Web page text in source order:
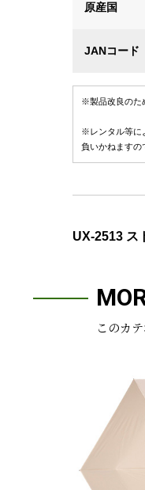
原産国
JANコード
※製品改良のた
※レンタル等に
負いかねますの
UX-2513 ス
このカ